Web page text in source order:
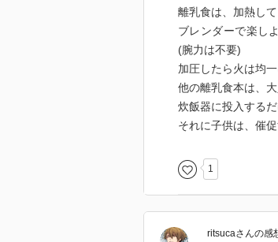
離乳食は、加熱し
ブレンダーで楽し
(腕力は不要)
加圧したら火は均
他の離乳食本は、
炊飯器に投入する
それに子供は、催
1
ritsucaさんの感